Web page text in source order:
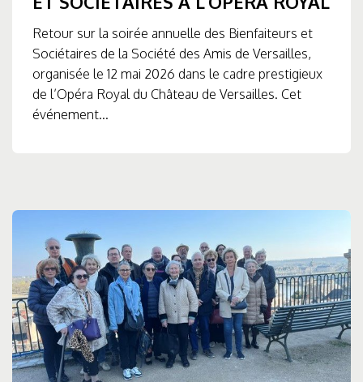
Retour sur la soirée annuelle des Bienfaiteurs et
Sociétaires de la Société des Amis de Versailles,
organisée le 12 mai 2026 dans le cadre prestigieux
de l’Opéra Royal du Château de Versailles. Cet
événement...